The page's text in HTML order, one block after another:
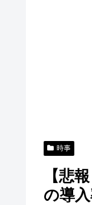
時事
【悲
の導入